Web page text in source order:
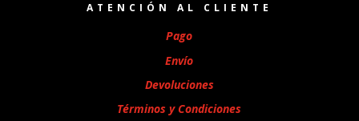
ATENCIÓN AL CLIENTE
Pago
Envío
Devoluciones
Términos y Condiciones